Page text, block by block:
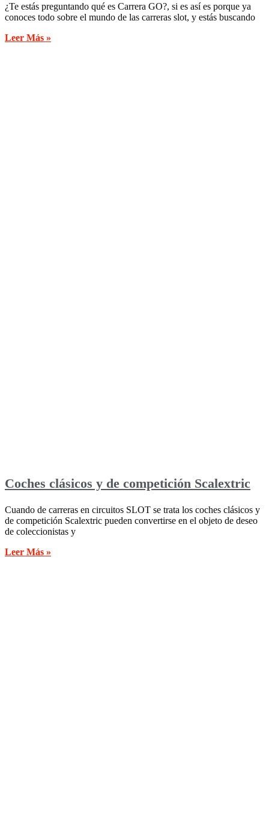
¿Te estás preguntando qué es Carrera GO?, si es así es porque ya
conoces todo sobre el mundo de las carreras slot, y estás buscando
Leer Más »
Coches clásicos y de competición Scalextric
Cuando de carreras en circuitos SLOT se trata los coches clásicos y
de competición Scalextric pueden convertirse en el objeto de deseo
de coleccionistas y
Leer Más »